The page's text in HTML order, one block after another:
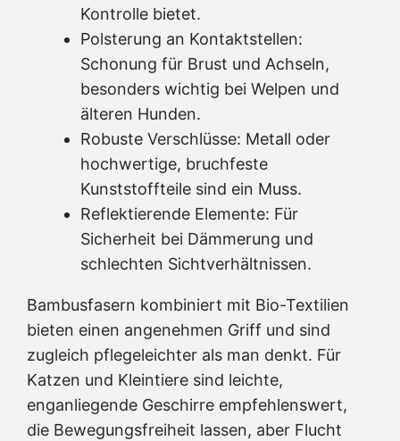
Kontrolle bietet.
Polsterung an Kontaktstellen:
Schonung für Brust und Achseln,
besonders wichtig bei Welpen und
älteren Hunden.
Robuste Verschlüsse: Metall oder
hochwertige, bruchfeste
Kunststoffteile sind ein Muss.
Reflektierende Elemente: Für
Sicherheit bei Dämmerung und
schlechten Sichtverhältnissen.
Bambusfasern kombiniert mit Bio-Textilien
bieten einen angenehmen Griff und sind
zugleich pflegeleichter als man denkt. Für
Katzen und Kleintiere sind leichte,
enganliegende Geschirre empfehlenswert,
die Bewegungsfreiheit lassen, aber Flucht